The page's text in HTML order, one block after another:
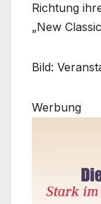
Richtung
„New
Bild:
Werbung